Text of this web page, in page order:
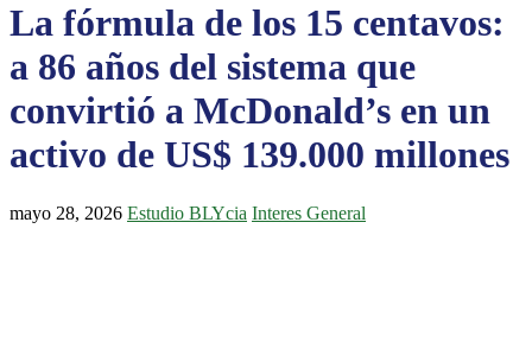
La fórmula de los 15 centavos:
a 86 años del sistema que
convirtió a McDonald’s en un
activo de US$ 139.000 millones
mayo 28, 2026 Estudio BLYcia Interes General